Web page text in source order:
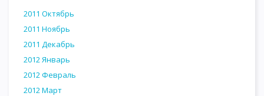
2011 Октябрь
2011 Ноябрь
2011 Декабрь
2012 Январь
2012 Февраль
2012 Март